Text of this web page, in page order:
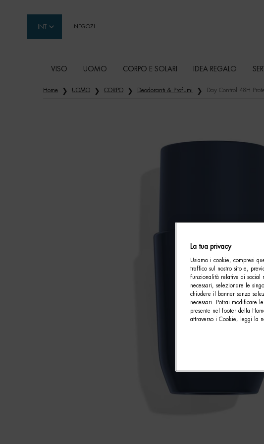
INT NEGOZI
VISO UOMO CORPO E SOLARI IDEA REGALO
Contenuto principale
Home UOMO CORPO Deodoranti & Profumi Day Control 48H
La tua privacy
Usiamo i cookie, compresi
traffico sul nostro sito e,
funzionalità relative ai social
necessari, selezionare le
chiudere il banner senza
necessari. Potrai modificare
presente nel footer della
attraverso i Cookie, leggi la